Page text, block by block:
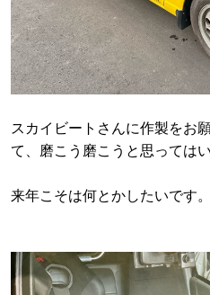
スカイビートさんに作製をお
て、磨こう磨こうと思っては
来年こそは何とかしたいです。